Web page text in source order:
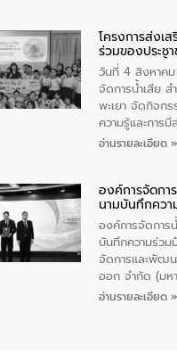
“ชุมชนร่วมใจ น้
ความรู้เกี่ยวกับก
ถังดักไขมันให้แก่
(นันทวิทยา) เท
ปากเกร็ด จังห
โครงการส่งเ
ร่วมของประช
แก้ไขปัญหาน้
วันที่ 4 สิงหาค
จัดการน้ำเสีย ส
พะเยา จัดกิจกร
ความรู้และการ
ป้องกันและแก้ไ
ชุมชนและการบ
นักเรียนชั้นประ
เทศบาล 1 (พะเ
คน
อ่านรายละเอียด »
องค์การจัดกา
นามบันทึกคว
บริษัท จัดการ
ภาคตะวันออก
ท์ วอเตอร์
องค์การจัดการ
บันทึกความร่ว
จัดการและพัฒน
ออก จำกัด (มห
เมื่อวันอังคาร
อ่านรายละเอียด »